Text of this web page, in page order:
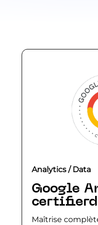
Analytics / Data
Google
Maîtrise